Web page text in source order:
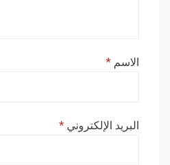
الاسم *
البريد الإلكتروني *